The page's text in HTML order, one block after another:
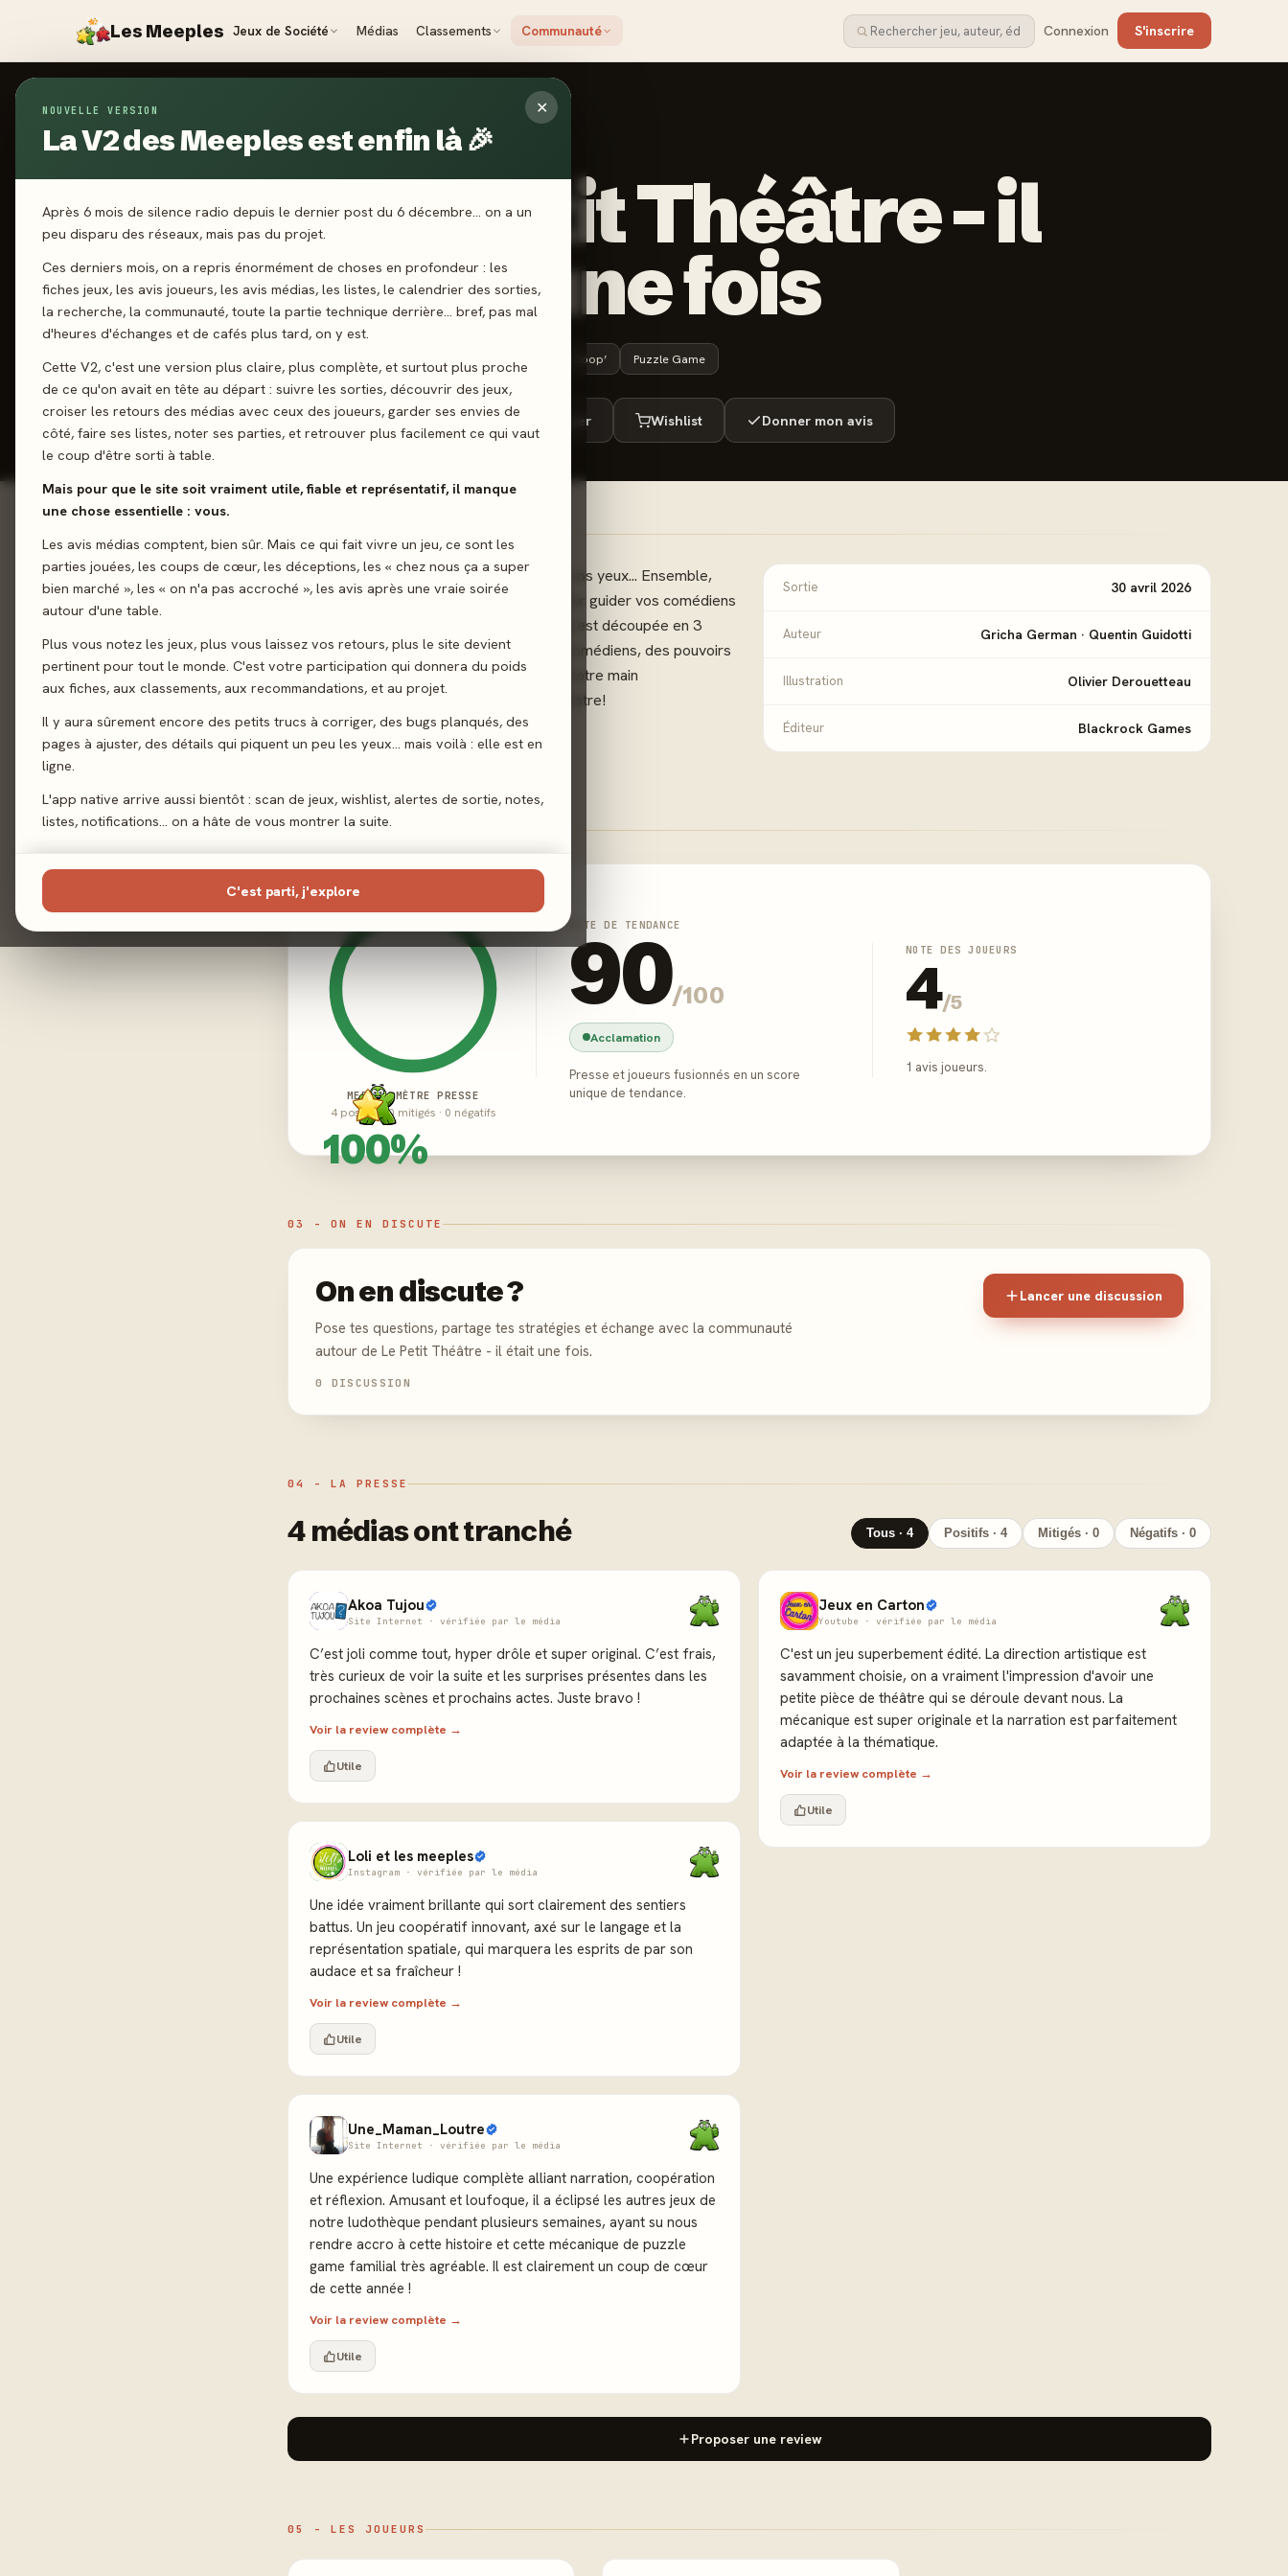
Les Meeples Jeux de Société Médias Classements Communauté Connexion S'inscrire
✕
NOUVELLE VERSION
La V2 des Meeples est enfin là 🎉
Après 6 mois de silence radio depuis le dernier post du 6 décembre… on a un
peu disparu des réseaux, mais pas du projet.
Ces derniers mois, on a repris énormément de choses en profondeur : les
fiches jeux, les avis joueurs, les avis médias, les listes, le calendrier des sorties,
la recherche, la communauté, toute la partie technique derrière… bref, pas mal
d'heures d'échanges et de cafés plus tard, on y est.
Cette V2, c'est une version plus claire, plus complète, et surtout plus proche
de ce qu'on avait en tête au départ : suivre les sorties, découvrir des jeux,
croiser les retours des médias avec ceux des joueurs, garder ses envies de
côté, faire ses listes, noter ses parties, et retrouver plus facilement ce qui vaut
le coup d'être sorti à table.
Mais pour que le site soit vraiment utile, fiable et représentatif, il manque
une chose essentielle : vous.
Les avis médias comptent, bien sûr. Mais ce qui fait vivre un jeu, ce sont les
parties jouées, les coups de cœur, les déceptions, les « chez nous ça a super
bien marché », les « on n'a pas accroché », les avis après une vraie soirée
autour d'une table.
Plus vous notez les jeux, plus vous laissez vos retours, plus le site devient
pertinent pour tout le monde. C'est votre participation qui donnera du poids
aux fiches, aux classements, aux recommandations, et au projet.
Il y aura sûrement encore des petits trucs à corriger, des bugs planqués, des
pages à ajuster, des détails qui piquent un peu les yeux… mais voilà : elle est en
ligne.
L'app native arrive aussi bientôt : scan de jeux, wishlist, alertes de sortie, notes,
listes, notifications… on a hâte de vous montrer la suite.
C'est parti, j'explore
Jeux / Le Petit Théâtre - il était une fois
Le Petit Théâtre - il
était une fois
1-4 joueurs 8 ans+ 20 min Coop’ Puzzle Game
J'ai joué Envie de jouer Wishlist Donner mon avis
01Le jeu
Le verdict
03On en discute
04La presse
Les joueurs
Acheter
07Similaires
Et tout à coup, votre conte prend vie sous vos yeux... Ensemble,
formez des phrases grâce à vos cartes pour guider vos comédiens
vers leur objectif de scène. La progression est découpée en 3
actes, chaque livret ajoutant de nouveaux comédiens, des pouvoirs
inédits et des règles surprenantes. Gérez votre main
collectivement et faites éclater l'applaudimètre!
Coop’ Puzzle Game
Sortie 30 avril 2026
Auteur Gricha German · Quentin Guidotti
Illustration Olivier Derouetteau
Éditeur Blackrock Games
02 - LE VERDICT
100%
MEEPLE-MÈTRE PRESSE
4 positifs · 0 mitigés · 0 négatifs
NOTE DE TENDANCE
90/100
Acclamation
Presse et joueurs fusionnés en un score
unique de tendance.
NOTE DES JOUEURS
4/5
1 avis joueurs.
03 - ON EN DISCUTE
On en discute ?
Pose tes questions, partage tes stratégies et échange avec la communauté
autour de Le Petit Théâtre - il était une fois.
0 DISCUSSION
Lancer une discussion
04 - LA PRESSE
4 médias ont tranché Tous · 4 Positifs · 4 Mitigés · 0 Négatifs · 0
Akoa Tujou
Site Internet · vérifiée par le média
C’est joli comme tout, hyper drôle et super original. C’est frais,
très curieux de voir la suite et les surprises présentes dans les
prochaines scènes et prochains actes. Juste bravo !
Voir la review complète →
Utile
Loli et les meeples
Instagram · vérifiée par le média
Une idée vraiment brillante qui sort clairement des sentiers
battus. Un jeu coopératif innovant, axé sur le langage et la
représentation spatiale, qui marquera les esprits de par son
audace et sa fraîcheur !
Voir la review complète →
Utile
Une_Maman_Loutre
Site Internet · vérifiée par le média
Une expérience ludique complète alliant narration, coopération
et réflexion. Amusant et loufoque, il a éclipsé les autres jeux de
notre ludothèque pendant plusieurs semaines, ayant su nous
rendre accro à cette histoire et cette mécanique de puzzle
game familial très agréable. Il est clairement un coup de cœur
de cette année !
Voir la review complète →
Utile
Jeux en Carton
Youtube · vérifiée par le média
C'est un jeu superbement édité. La direction artistique est
savamment choisie, on a vraiment l'impression d'avoir une
petite pièce de théâtre qui se déroule devant nous. La
mécanique est super originale et la narration est parfaitement
adaptée à la thématique.
Voir la review complète →
Utile
Proposer une review
05 - LES JOUEURS